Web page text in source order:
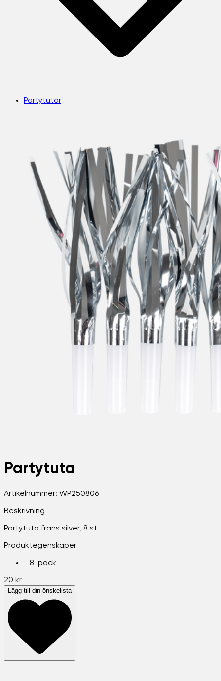
Partytutor
Partytuta
Artikelnummer: WP250806
Beskrivning
Partytuta frans silver, 8 st
Produktegenskaper
- 8-pack
20 kr
Lägg till din önskelista